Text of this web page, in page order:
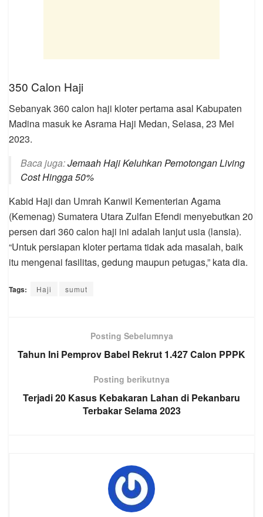
350 Calon Haji
Sebanyak 360 calon haji kloter pertama asal Kabupaten
Madina masuk ke Asrama Haji Medan, Selasa, 23 Mei
2023.
Baca juga:Jemaah Haji Keluhkan PemotonganLiving
CostHingga 50%
Kabid Haji dan Umrah Kanwil Kementerian Agama
(Kemenag) Sumatera Utara Zulfan Efendi menyebutkan 20
persen dari 360 calon haji ini adalah lanjut usia (lansia).
“Untuk persiapan kloter pertama tidak ada masalah, baik
itu mengenai fasilitas, gedung maupun petugas,” kata dia.
Tags: Haji sumut
Posting Sebelumnya
Tahun Ini Pemprov Babel Rekrut 1.427 Calon PPPK
Posting berikutnya
Terjadi 20 Kasus Kebakaran Lahan di Pekanbaru
Terbakar Selama 2023